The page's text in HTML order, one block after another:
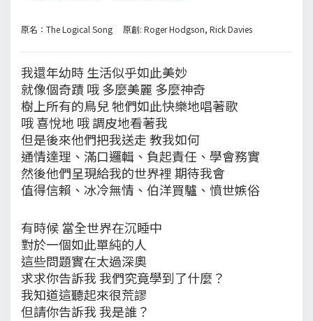
原名：The Logical Song 原創: Roger Hodgson, Rick Davies
我還年幼時 生活似乎如此美妙
就像個奇蹟 哦 多麼美麗 多麼神奇
樹上所有的鳥兒 牠們如此快樂地唱著歌
哦 喜悅地 哦 調皮地看著我
但是後來他們把我送走 教我如何
通情達理、滿口邏輯、負起責任、學會務實
然後他們呈現給我的世界裡 期待我會
值得信賴、冰冷無情、伯洋買驢、憤世嫉俗
有時候 當全世界在沉睡中
對於一個如此單純的人
這些問題實在太過深奧
求求你告訴我 我們究竟學到了什麼？
我知道這聽起來很荒謬
但請你告訴我 我是誰？